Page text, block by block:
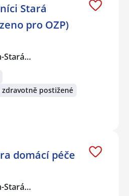
Stará
pro OZP)
Stará…
postižené
domácí péče
Stará…